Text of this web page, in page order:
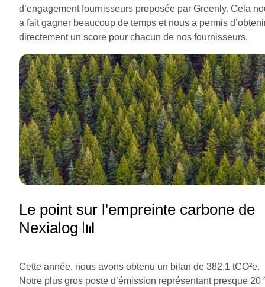
d’engagement fournisseurs proposée par Greenly. Cela
a fait gagner beaucoup de temps et nous a permis
directement un score pour chacun de nos fournisseurs.
Le point sur l'empreinte carbone de
Nexialog 📊
Cette année, nous avons obtenu un bilan de 382,1 tCO²e.
Notre plus gros poste d’émission représentant presque 20